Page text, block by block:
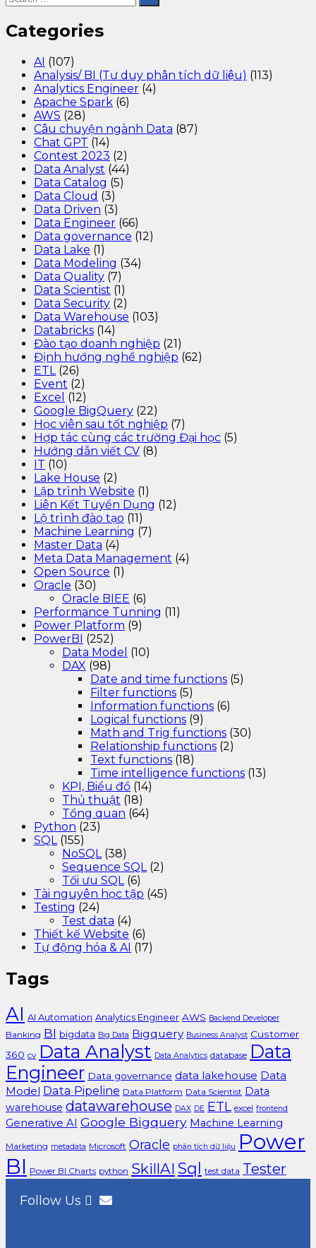
Categories
AI (107)
Analysis/ BI (Tư duy phân tích dữ liệu) (113)
Analytics Engineer (4)
Apache Spark (6)
AWS (28)
Câu chuyện ngành Data (87)
Chat GPT (14)
Contest 2023 (2)
Data Analyst (44)
Data Catalog (5)
Data Cloud (3)
Data Driven (3)
Data Engineer (66)
Data governance (12)
Data Lake (1)
Data Modeling (34)
Data Quality (7)
Data Scientist (1)
Data Security (2)
Data Warehouse (103)
Databricks (14)
Đào tạo doanh nghiệp (21)
Định hướng nghề nghiệp (62)
ETL(26)
Event (2)
Excel (12)
Google BigQuery (22)
Học viên sau tốt nghiệp (7)
Hợp tác cùng các trường Đại học (5)
Hướng dẫn viết CV (8)
IT (10)
Lake House (2)
Lập trình Website (1)
Liên Kết Tuyển Dụng (12)
Lộ trình đào tạo (11)
Machine Learning (7)
Master Data (4)
Meta Data Management (4)
Open Source (1)
Oracle (30)
Oracle BIEE (6)
Performance Tunning (11)
Power Platform (9)
PowerBI (252)
Data Model (10)
DAX (98)
Date and time functions (5)
Filter functions (5)
Information functions (6)
Logical functions (9)
Math and Trig functions (30)
Relationship functions (2)
Text functions (18)
Time intelligence functions (13)
KPI, Biểu đồ (14)
Thủ thuật (18)
Tổng quan (64)
Python (23)
SQL(155)
NoSQL(38)
Sequence SQL(2)
Tối ưu SQL(6)
Tài nguyên học tập (45)
Testing (24)
Test data (4)
Thiết kế Website (6)
Tự động hóa & AI (17)
Tags
AI AI Automation Analytics Engineer AWS Backend Developer
Banking BI bigdata Big Data Bigquery Business Analyst Customer
360 cv Data Analyst Data Analytics database Data
Engineer Data governance data lakehouse Data
Model Data Pipeline Data Platform Data Scientist Data
warehouse datawarehouse DAX DE ETL excel frontend
Generative AI Google Bigquery Machine Learning
Marketing metadata Microsoft Oracle phân tích dữ liệu
Power
BI Power BI Charts python SkillAI Sql test data Tester
Follow Us